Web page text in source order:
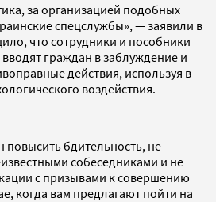
за организацией подобных
спецслужбы», — заявили в
что сотрудники и пособники
граждан в заблуждение и
действия, используя в
воздействия.
бдительность, не
собеседниками и не
с призывами к совершению
когда вам предлагают пойти на